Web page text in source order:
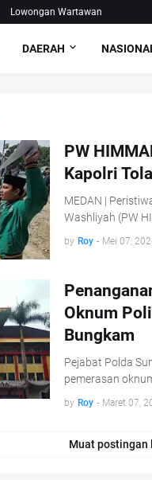
Lowongan Wartawan
DAERAH
PW
Kapolri
MEDAN |
Washliyah (PW
by Roy - Mei 07,
Oknum
Bungkam
Pejabat Polda
pemerasan
by Roy - Maret 07,
Muat postingan